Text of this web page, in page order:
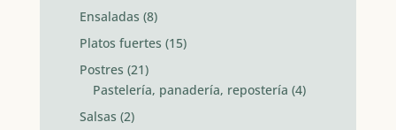
Ensaladas (8)
Platos fuertes (15)
Postres (21)
Pastelería, panadería, repostería (4)
Salsas (2)